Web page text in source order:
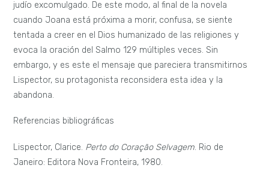
do marrano: identidade e memória judaica no Brasil
colonial.»Revista brasileira de história das religiões(2009):
11-48.
Glasman, Jane Bichmacher de. «O início da literatura judaica
nas Américas.»Arquivo Maaravi: Revista digital de estudos
judaicos(2011).
Moser, Benjamin.Clarice,. São Paulo: Cosac Naify, 2015.
Lispector, Clarice. Correspondências: organização Teresa
Montero . Rocco, s.f.